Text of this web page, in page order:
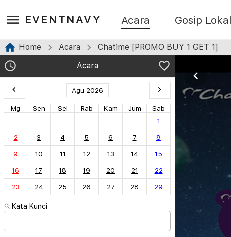
EVENTNAVY Acara Gosip Lokal
Home Acara
Chatime [PROMO BUY 1 GET 1]
Acara
Agu 2026
Mg Sen Sel Rab Kam Jum
Sab
1
2 3 4 5 6 7 8
9 10 11 12 13 14 15
16 17 18 19 20 21 22
23 24 25 26 27 28 29
Kata Kunci